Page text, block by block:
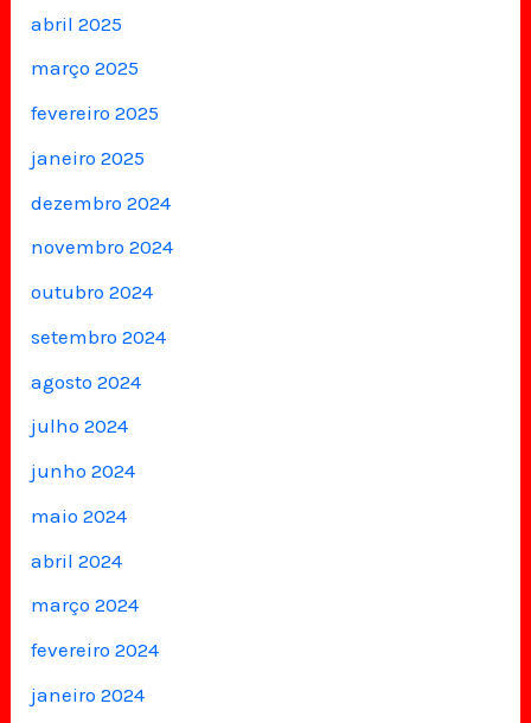
abril 2025
março 2025
fevereiro 2025
janeiro 2025
dezembro 2024
novembro 2024
outubro 2024
setembro 2024
agosto 2024
julho 2024
junho 2024
maio 2024
abril 2024
março 2024
fevereiro 2024
janeiro 2024